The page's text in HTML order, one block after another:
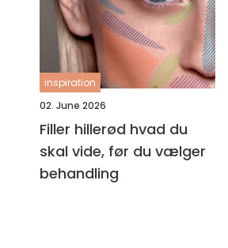
inspiration
02. June 2026
Filler hillerød hvad du
skal vide, før du vælger
behandling